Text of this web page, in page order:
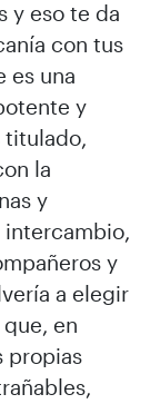
y eso te da
con tus
es una
y
titulado,
la
y
intercambio,
y
a elegir
en
propias